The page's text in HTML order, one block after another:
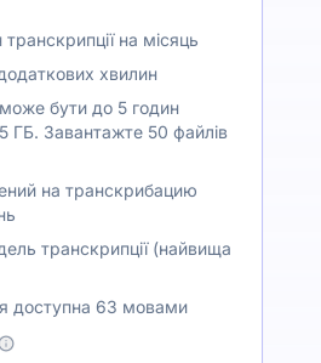
на місяць
хвилин
бути до 5 годин
ГБ. Завантажте 50 файлів
на транскрибацию
транскрипції (найвища
доступна 63 мовами